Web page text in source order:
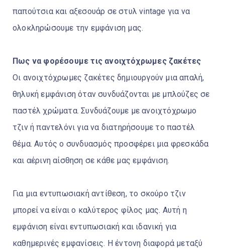
παπούτσια και αξεσουάρ σε στυλ vintage για να
ολοκληρώσουμε την εμφάνιση μας.
Πως να φορέσουμε τις ανοιχτόχρωμες ζακέτες
Οι ανοιχτόχρωμες ζακέτες δημιουργούν μια απαλή,
θηλυκή εμφάνιση όταν συνδυάζονται με μπλούζες σε
παστέλ χρώματα. Συνδυάζουμε με ανοιχτόχρωμο
τζιν ή παντελόνι για να διατηρήσουμε το παστέλ
θέμα. Αυτός ο συνδυασμός προσφέρει μια φρεσκάδα
και αέρινη αίσθηση σε κάθε μας εμφάνιση.
Για μια εντυπωσιακή αντίθεση, το σκούρο τζιν
μπορεί να είναι ο καλύτερος φίλος μας. Αυτή η
εμφάνιση είναι εντυπωσιακή και ιδανική για
καθημερινές εμφανίσεις. Η έντονη διαφορά μεταξύ